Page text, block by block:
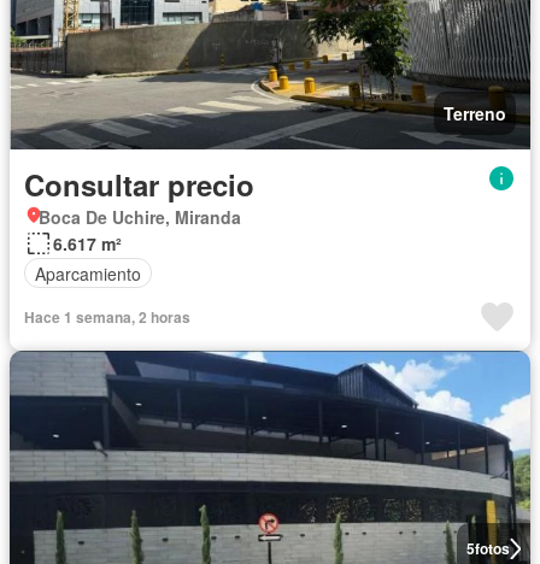
Terreno
Consultar precio
Boca De Uchire, Miranda
6.617 m²
Aparcamiento
Hace 1 semana, 2 horas
5fotos